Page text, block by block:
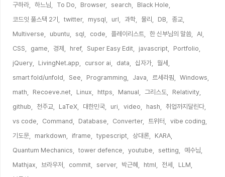
구하라,
하느님, To Do, Browser, search,
Black Hole,
코드잇 풀스택 2기,
twitter, mysql, url, 과학, 물리, DB,
종교,
Multiverse,
ubuntu, sql, code, 플레이리스트, 한 신부님의 말씀,
AI,
CSS,
game, 경제, href, Super Easy Edit, javascript,
Portfolio,
jQuery,
LivingNet.app, cursor ai, data, 십자가,
월세,
smart fold/unfold,
See, Programming, Java, 르세라핌,
Windows,
math,
Recoeve.net, Linux, https, Manual, 그리스도,
Relativity,
github,
천주교, LaTeX, 대한민국, uri, video, hash,
취업까지달린다,
vs code,
Command, Database, Converter, 트위터,
vibe coding,
기도문,
markdown, iframe, typescript, 상대론,
KARA,
Quantum Mechanics,
tower defence, youtube, setting,
예수님,
Mathjax,
브라우저, commit, server, 박근혜, html, 전세,
LLM,